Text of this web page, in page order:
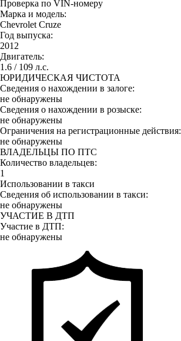
Проверка по VIN-номеру
Марка и модель:
Chevrolet Cruze
Год выпуска:
2012
Двигатель:
1.6 / 109 л.с.
ЮРИДИЧЕСКАЯ ЧИСТОТА
Сведения о нахождении в залоге:
не обнаружены
Сведения о нахождении в розыске:
не обнаружены
Ограничения на регистрационные действия:
не обнаружены
ВЛАДЕЛЬЦЫ ПО ПТС
Количество владельцев:
1
Использовании в такси
Сведения об использовании в такси:
не обнаружены
УЧАСТИЕ В ДТП
Участие в ДТП:
не обнаружены